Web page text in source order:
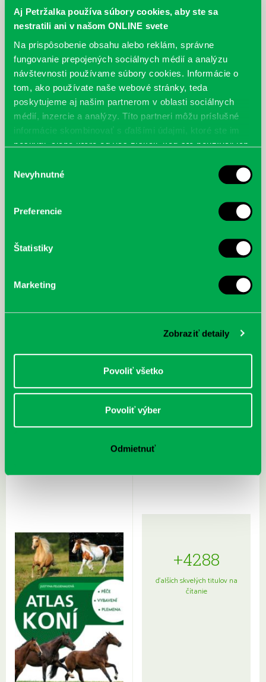
Aj Petržalka používa súbory cookies, aby ste sa
nestratili ani v našom ONLINE svete
Na prispôsobenie obsahu alebo reklám, správne
fungovanie prepojených sociálnych médií a analýzu
návštevnosti používame súbory cookies. Informácie o
tom, ako používate naše webové stránky, teda
poskytujeme aj našim partnerom v oblasti sociálnych
médií, inzercie a analýzy. Títo partneri môžu príslušné
informácie skombinovať s ďalšími údajmi, ktoré ste im
poskytli, alebo ktoré od vás získali, keď ste používali ich
súhlasu
Nevyhnutné
Preferencie
Štatistiky
Marketing
Zobraziť detaily
Povoliť všetko
Povoliť výber
Odmietnuť
cyklistu modernej doby:
Rudź, Przemyslaw: Atlas hviezd:
Sprievodca po hviezdnej oblohe
Hardy, Paula: Japonsko na tanieri:
kompletný sprievodca
+4288
ďalších skvelých titulov na
čítanie